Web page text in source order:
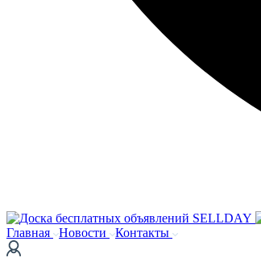
Главная Новости Контакты